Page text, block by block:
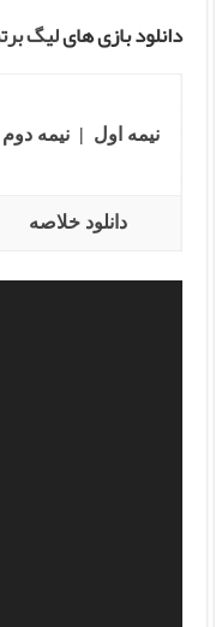
دانلود بازی هایلیگ
نیمه اول |نیمه دوم
دانلود خلاصه